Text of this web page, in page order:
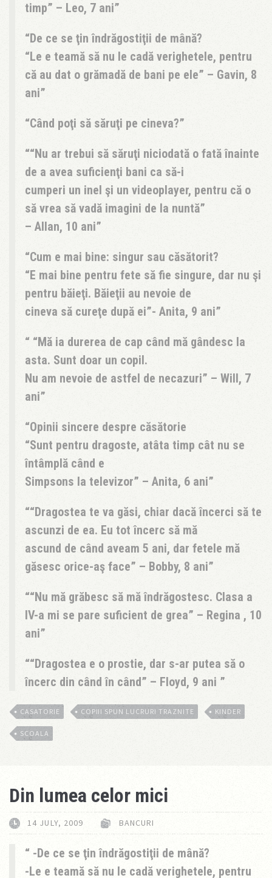
timp” – Leo, 7 ani
De ce se ţin îndrăgostiţii de mână?
“Le e teamă să nu le cadă verighetele, pentru
că au dat o grămadă de bani pe ele” – Gavin, 8
ani
Când poţi să săruţi pe cineva?
“Nu ar trebui să săruţi niciodată o fată înainte
de a avea suficienţi bani ca să-i
cumperi un inel şi un videoplayer, pentru că o
să vrea să vadă imagini de la nuntă”
– Allan, 10 ani
Cum e mai bine: singur sau căsătorit?
“E mai bine pentru fete să fie singure, dar nu şi
pentru băieţi. Băieţii au nevoie de
cineva să cureţe după ei”- Anita, 9 ani
“Mă ia durerea de cap când mă gândesc la
asta. Sunt doar un copil.
Nu am nevoie de astfel de necazuri” – Will, 7
ani
Opinii sincere despre căsătorie
“Sunt pentru dragoste, atâta timp cât nu se
întâmplă când e
Simpsons la televizor” – Anita, 6 ani
“Dragostea te va găsi, chiar dacă încerci să te
ascunzi de ea. Eu tot încerc să mă
ascund de când aveam 5 ani, dar fetele mă
găsesc orice-aş face” – Bobby, 8 ani
“Nu mă grăbesc să mă îndrăgostesc. Clasa a
IV-a mi se pare suficient de grea” – Regina , 10
ani
“Dragostea e o prostie, dar s-ar putea să o
încerc din când în când” – Floyd, 9 ani
CASATORIE COPIII SPUN LUCRURI TRAZNITE KINDER
SCOALA
Din lumea celor mici
14 JULY, 2009 BANCURI
-De ce se ţin îndrăgostiţii de mână?
-Le e teamă să nu le cadă verighetele, pentru